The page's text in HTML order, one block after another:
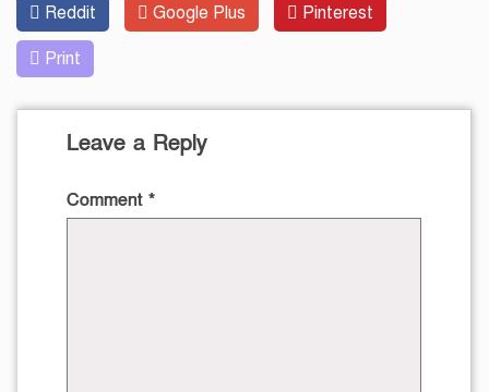
Reddit Google Plus Pinterest
Print
Leave a Reply
Comment *